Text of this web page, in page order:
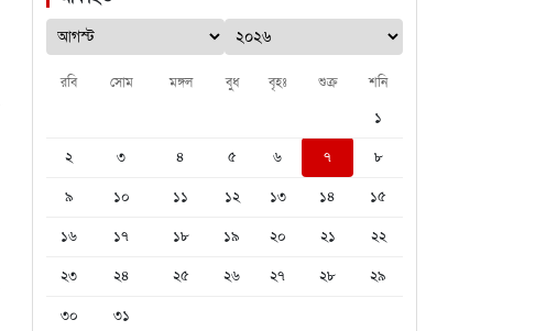
রবি সোম মঙ্গল বুধ বৃহঃ শুক্র শনি
১
২
৩ ৪ ৫ ৬ ৭
৮
৯
১০ ১১ ১২ ১৩ ১৪
১৫
১৬
১৭ ১৮ ১৯ ২০ ২১
২২
২৩
২৪ ২৫ ২৬ ২৭ ২৮
২৯
৩০
৩১